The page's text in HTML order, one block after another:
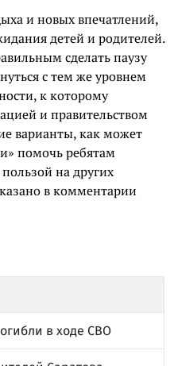
и новых впечатлений,
детей и родителей.
сделать паузу
с тем же уровнем
к которому
и правительством
варианты, как может
помочь ребятам
на других
в комментарии
в ходе СВО